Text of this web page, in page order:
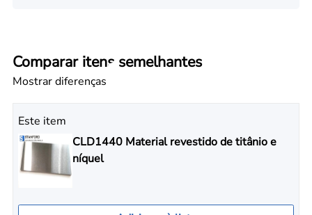
Comparar itens semelhantes
Mostrar diferenças
Este item
CLD1440 Material revestido de titânio e
níquel